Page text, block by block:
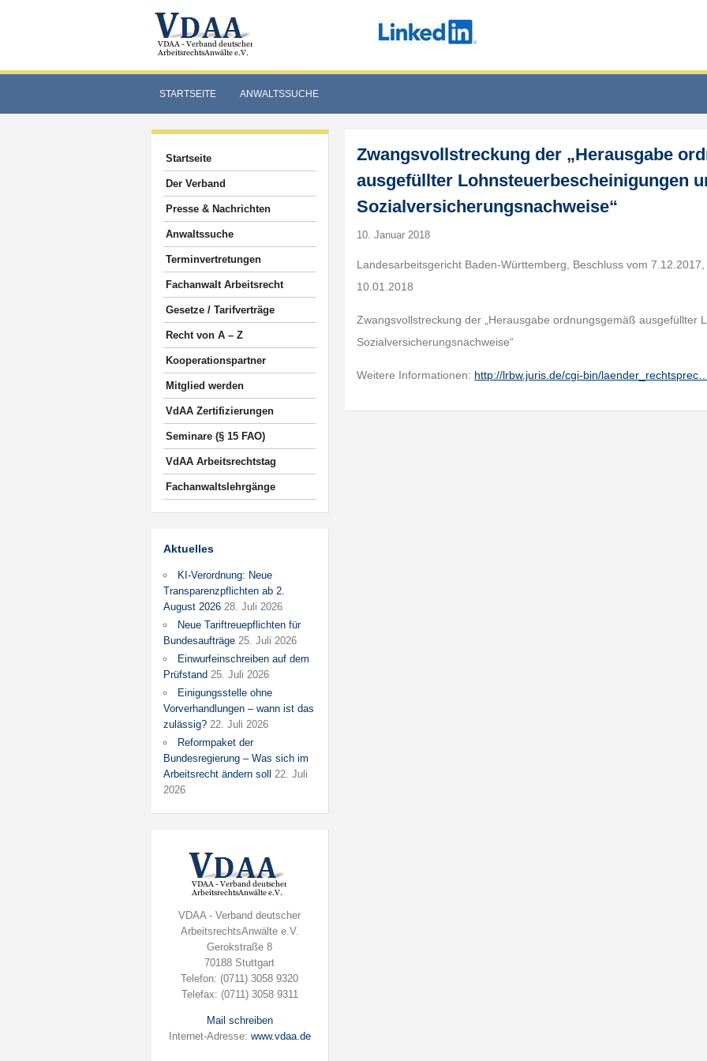
STARTSEITE ANWALTSSUCHE
Startseite
Der Verband
Presse & Nachrichten
Anwaltssuche
Terminvertretungen
Fachanwalt Arbeitsrecht
Gesetze / Tarifverträge
Recht von A – Z
Kooperationspartner
Mitglied werden
VdAA Zertifizierungen
Seminare (§ 15 FAO)
VdAA Arbeitsrechtstag
Fachanwaltslehrgänge
Aktuelles
KI-Verordnung: Neue
Transparenzpflichten ab 2.
August 2026 28. Juli 2026
Neue Tariftreuepflichten für
Bundesaufträge 25. Juli 2026
Einwurfeinschreiben auf dem
Prüfstand 25. Juli 2026
Einigungsstelle ohne
Vorverhandlungen – wann ist das
zulässig? 22. Juli 2026
Reformpaket der
Bundesregierung – Was sich im
Arbeitsrecht ändern soll
22. Juli
2026
VDAA - Verband deutscher
ArbeitsrechtsAnwälte e.V.
Gerokstraße 8
70188 Stuttgart
Telefon: (0711) 3058 9320
Telefax: (0711) 3058 9311
Mail schreiben
Internet-Adresse: www.vdaa.de
Zwangsvollstreckung der „Herausgabe
ausgefüllter Lohnsteuerbescheinigungen
Sozialversicherungsnachweise“
10. Januar 2018
Landesarbeitsgericht Baden-Württemberg, Beschluss vom
10.01.2018
Zwangsvollstreckung der „Herausgabe ordnungsgemäß ausgefüllter
Sozialversicherungsnachweise“
Weitere Informationen: http://lrbw.juris.de/cgi-bin/